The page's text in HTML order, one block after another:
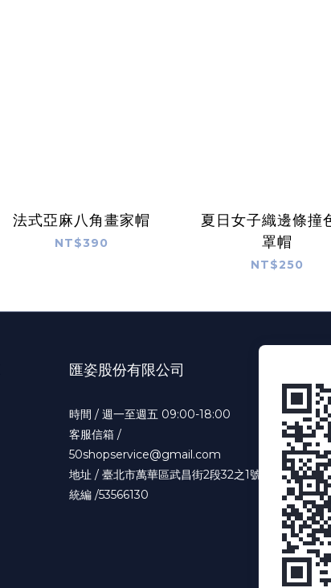
法式亞麻八角畫家帽
NT$390
夏日女子織邊條撞
罩帽
NT$250
匯姿股份有限公司
時間 / 週一至週五 09:00-18:00
客服信箱 /
50shopservice@gmail.com
地址 / 臺北市萬華區武昌街2段32之1號
統編 /53566130